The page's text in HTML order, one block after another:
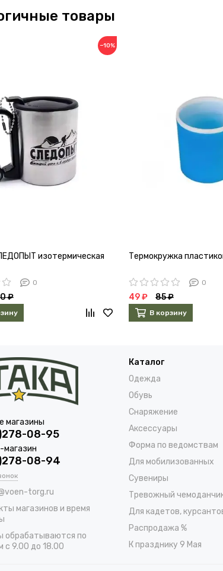
товары
−10%
изотермическая
0
₽
Термокружка
0
49 ₽ 85 ₽
В корзину
магазины
08-95
магазин
08-94
torg.ru
магазинов и время
обрабатываются по
с 9.00 до 18.00
Каталог
Одежда
Обувь
Снаряжение
Аксессуары
Форма по ведомствам
Для мобилизованных
Сувениры
Тревожный
Для кадетов,
Распродажа %
К празднику 9 Мая